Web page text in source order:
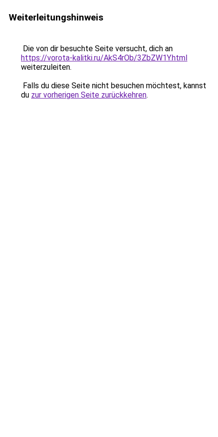
Weiterleitungshinweis
Die von dir besuchte Seite versucht, dich an
https://vorota-kalitki.ru/AkS4rOb/3ZbZW1Y.html
weiterzuleiten.
Falls du diese Seite nicht besuchen möchtest, kannst
du zur vorherigen Seite zurückkehren.